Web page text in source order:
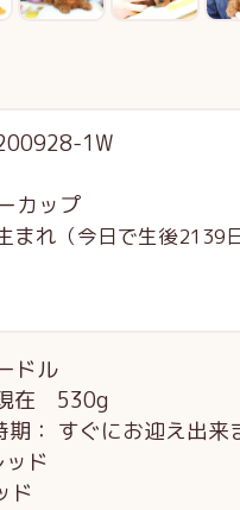
1W
カップ
まれ （今日で生後2139
ドル
在 530g
： すぐにお迎え出来
ド
ド